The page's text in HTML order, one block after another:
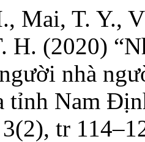
Mai, T. Y.,
H. (2020)
nhà
tỉnh Nam
tr